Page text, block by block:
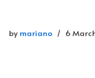
by mariano 6